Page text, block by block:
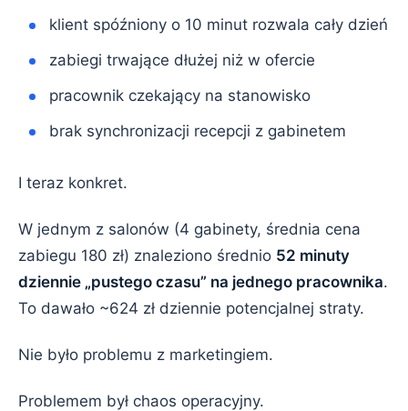
klient spóźniony o 10 minut rozwala cały dzień
zabiegi trwające dłużej niż w ofercie
pracownik czekający na stanowisko
brak synchronizacji recepcji z gabinetem
I teraz konkret.
W jednym z salonów (4 gabinety, średnia cena
zabiegu 180 zł) znaleziono średnio 52 minuty
dziennie „pustego czasu” na jednego pracownika.
To dawało ~624 zł dziennie potencjalnej straty.
Nie było problemu z marketingiem.
Problemem był chaos operacyjny.